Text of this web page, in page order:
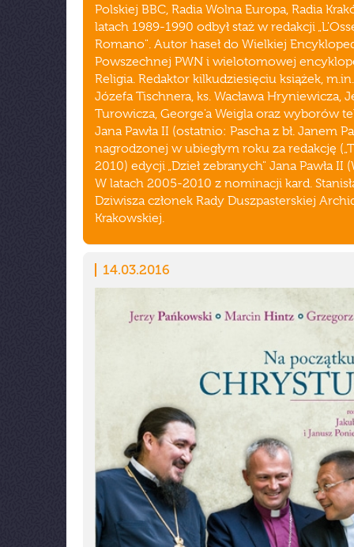
Polskiej BBC, Radia Wolna Europa, Radia
latach 1989-1990 odbył staż w redakcji
Romano". Autor haseł do Wielkiej
Powszechnej PWN i wielotomowej
Religia. Redaktor kilkudziesięciu książek,
Józefa Tischnera, ks. Wacława Hryniewicza,
Turowicza, George'a Weigla oraz wyborów
Jana Pawła II (ostatnio: Pascha z bł. Janem
nagrodzonej w ubiegłym roku za redakcję
2010) edycji „Dzieł zebranych" Jana Pawła II
W latach 2005-2010 z nominacji kard.
Dziwisza członek Rady Duszpasterskiej
Krakowskiej.
14.03.2016